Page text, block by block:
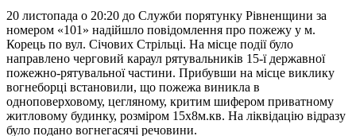
20 листопада о 20:20 до Служби порятунку Рівненщини за
номером «101» надійшло повідомлення про пожежу у м.
Корець по вул. Січових Стрільці. На місце події було
направлено черговий караул рятувальників 15-ї державної
пожежно-рятувальної частини. Прибувши на місце виклику
вогнеборці встановили, що пожежа виникла в
одноповерховому, цегляному, критим шифером приватному
житловому будинку, розміром 15х8м.кв. На ліквідацію відразу
було подано вогнегасячі речовини.